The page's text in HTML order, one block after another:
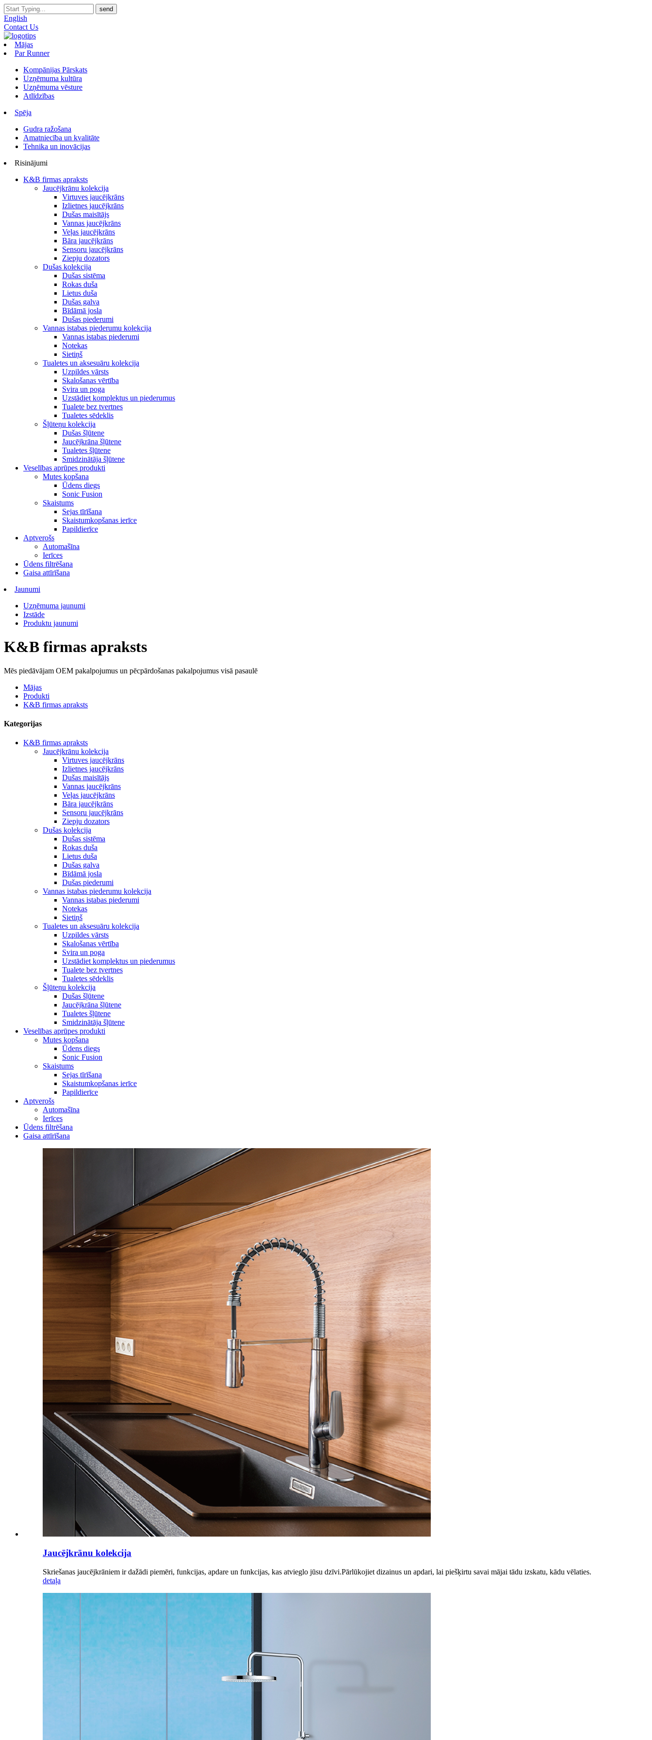
English
Contact Us
Mājas
Par Runner
Kompānijas Pārskats
Uzņēmuma kultūra
Uzņēmuma vēsture
Atlīdzības
Spēja
Gudra ražošana
Amatniecība un kvalitāte
Tehnika un inovācijas
Risinājumi
K&B firmas apraksts
Jaucējkrānu kolekcija
Virtuves jaucējkrāns
Izlietnes jaucējkrāns
Dušas maisītājs
Vannas jaucējkrāns
Veļas jaucējkrāns
Bāra jaucējkrāns
Sensoru jaucējkrāns
Ziepju dozators
Dušas kolekcija
Dušas sistēma
Rokas duša
Lietus duša
Dušas galva
Bīdāmā josla
Dušas piederumi
Vannas istabas piederumu kolekcija
Vannas istabas piederumi
Notekas
Sietiņš
Tualetes un aksesuāru kolekcija
Uzpildes vārsts
Skalošanas vērtība
Svira un poga
Uzstādiet komplektus un piederumus
Tualete bez tvertnes
Tualetes sēdeklis
Šļūteņu kolekcija
Dušas šļūtene
Jaucējkrāna šļūtene
Tualetes šļūtene
Smidzinātāja šļūtene
Veselības aprūpes produkti
Mutes kopšana
Ūdens diegs
Sonic Fusion
Skaistums
Sejas tīrīšana
Skaistumkopšanas ierīce
Papildierīce
Aptverošs
Automašīna
Ierīces
Ūdens filtrēšana
Gaisa attīrīšana
Jaunumi
Uzņēmuma jaunumi
Izstāde
Produktu jaunumi
K&B firmas apraksts
Mēs piedāvājam OEM pakalpojumus un pēcpārdošanas pakalpojumus visā pasaulē
Mājas
Produkti
K&B firmas apraksts
Kategorijas
K&B firmas apraksts
Jaucējkrānu kolekcija
Virtuves jaucējkrāns
Izlietnes jaucējkrāns
Dušas maisītājs
Vannas jaucējkrāns
Veļas jaucējkrāns
Bāra jaucējkrāns
Sensoru jaucējkrāns
Ziepju dozators
Dušas kolekcija
Dušas sistēma
Rokas duša
Lietus duša
Dušas galva
Bīdāmā josla
Dušas piederumi
Vannas istabas piederumu kolekcija
Vannas istabas piederumi
Notekas
Sietiņš
Tualetes un aksesuāru kolekcija
Uzpildes vārsts
Skalošanas vērtība
Svira un poga
Uzstādiet komplektus un piederumus
Tualete bez tvertnes
Tualetes sēdeklis
Šļūteņu kolekcija
Dušas šļūtene
Jaucējkrāna šļūtene
Tualetes šļūtene
Smidzinātāja šļūtene
Veselības aprūpes produkti
Mutes kopšana
Ūdens diegs
Sonic Fusion
Skaistums
Sejas tīrīšana
Skaistumkopšanas ierīce
Papildierīce
Aptverošs
Automašīna
Ierīces
Ūdens filtrēšana
Gaisa attīrīšana
Jaucējkrānu kolekcija
Skriešanas jaucējkrāniem ir dažādi piemēri, funkcijas, apdare un funkcijas, kas atvieglo jūsu dzīvi.Pārlūkojiet dizainus un apdari, lai piešķirtu savai mājai tādu izskatu, kādu vēlaties.
detaļa